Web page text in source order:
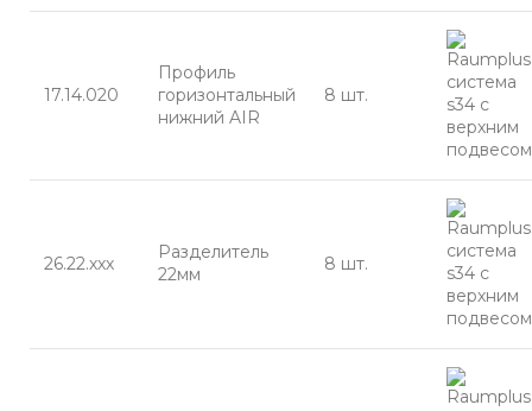
17.14.020
Профиль
горизонтальный
нижний AIR
8 шт.
26.22.ххх
Разделитель
22мм
8 шт.